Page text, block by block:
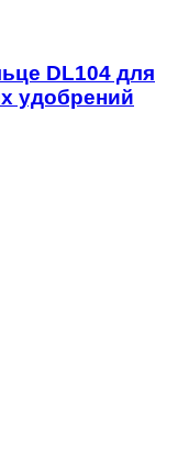
DL104 для
удобрений